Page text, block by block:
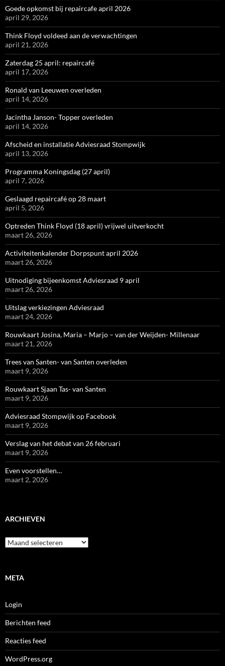
Goede opkomst bij repaircafe april 2026
april 29, 2026
Think Floyd voldeed aan de verwachtingen
april 21, 2026
Zaterdag 25 april: repaircafé
april 17, 2026
Ronald van Leeuwen overleden
april 14, 2026
Jacintha Janson- Topper overleden
april 14, 2026
Afscheid en installatie Adviesraad Stompwijk
april 13, 2026
Programma Koningsdag (27 april)
april 7, 2026
Geslaagd repaircafé op 28 maart
april 5, 2026
Optreden Think Floyd (18 april) vrijwel uitverkocht
maart 26, 2026
Activiteitenkalender Dorpspunt april 2026
maart 26, 2026
Uitnodiging bijeenkomst Adviesraad 9 april
maart 26, 2026
Uitslag verkiezingen Adviesraad
maart 24, 2026
Rouwkaart Josina, Maria – Marjo – van der Weijden- Millenaar
maart 21, 2026
Trees van Santen- van Santen overleden
maart 9, 2026
Rouwkaart Sjaan Tas- van Santen
maart 9, 2026
Adviesraad Stompwijk op Facebook
maart 9, 2026
Verslag van het debat van 26 februari
maart 9, 2026
Even voorstellen…
maart 2, 2026
ARCHIEVEN
Archieven
META
Login
Berichten feed
Reacties feed
WordPress.org